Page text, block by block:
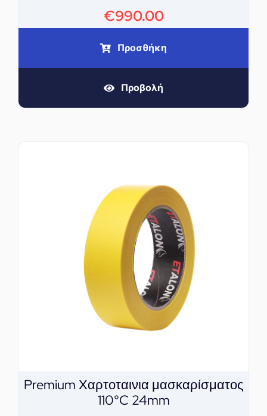
€990.00
Προσθήκη
Προβολή
Premium Χαρτοταινια μασκαρίσματος
110°C 24mm